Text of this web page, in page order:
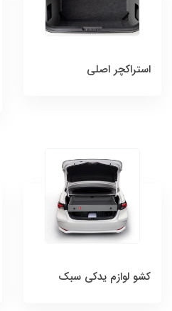
استراکچر اصلی
کشو لوازم یدکی سبک